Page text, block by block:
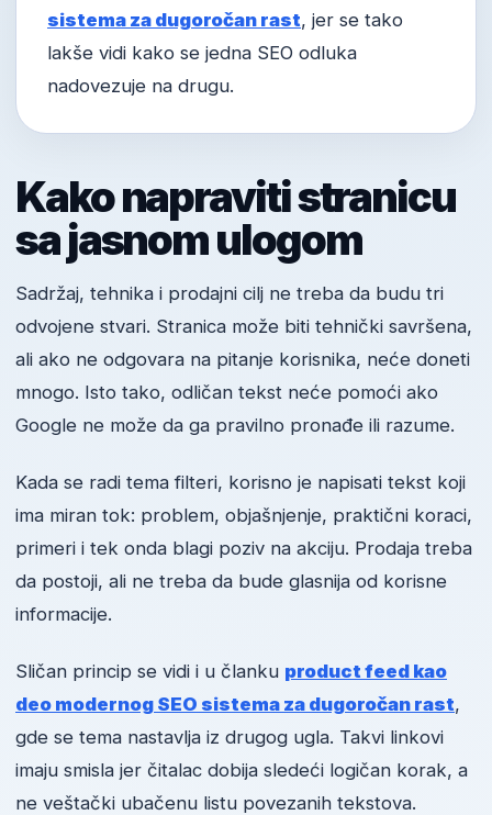
sistema za dugoročan rast, jer se tako
lakše vidi kako se jedna SEO odluka
nadovezuje na drugu.
Kako napraviti stranicu
sa jasnom ulogom
Sadržaj, tehnika i prodajni cilj ne treba da budu tri
odvojene stvari. Stranica može biti tehnički savršena,
ali ako ne odgovara na pitanje korisnika, neće doneti
mnogo. Isto tako, odličan tekst neće pomoći ako
Google ne može da ga pravilno pronađe ili razume.
Kada se radi tema filteri, korisno je napisati tekst koji
ima miran tok: problem, objašnjenje, praktični koraci,
primeri i tek onda blagi poziv na akciju. Prodaja treba
da postoji, ali ne treba da bude glasnija od korisne
informacije.
Sličan princip se vidi i u članku product feed kao
deo modernog SEO sistema za dugoročan rast,
gde se tema nastavlja iz drugog ugla. Takvi linkovi
imaju smisla jer čitalac dobija sledeći logičan korak, a
ne veštački ubačenu listu povezanih tekstova.